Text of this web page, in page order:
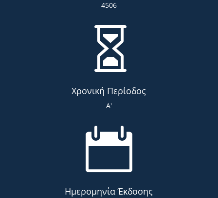
4506

Χρονική Περίοδος
Α'

Ημερομηνία Έκδοσης